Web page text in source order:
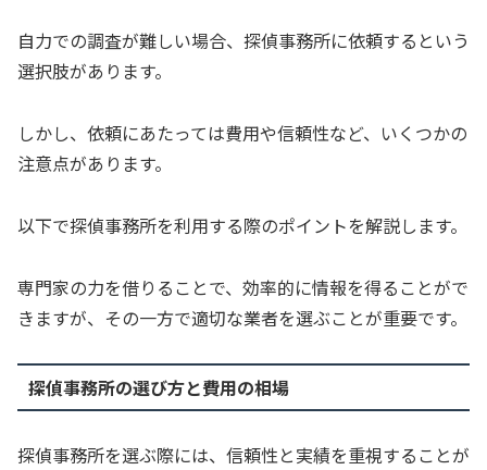
自力での調査が難しい場合、探偵事務所に依頼するという
選択肢があります。
しかし、依頼にあたっては費用や信頼性など、いくつかの
注意点があります。
以下で探偵事務所を利用する際のポイントを解説します。
専門家の力を借りることで、効率的に情報を得ることがで
きますが、その一方で適切な業者を選ぶことが重要です。
探偵事務所の選び方と費用の相場
探偵事務所を選ぶ際には、信頼性と実績を重視することが